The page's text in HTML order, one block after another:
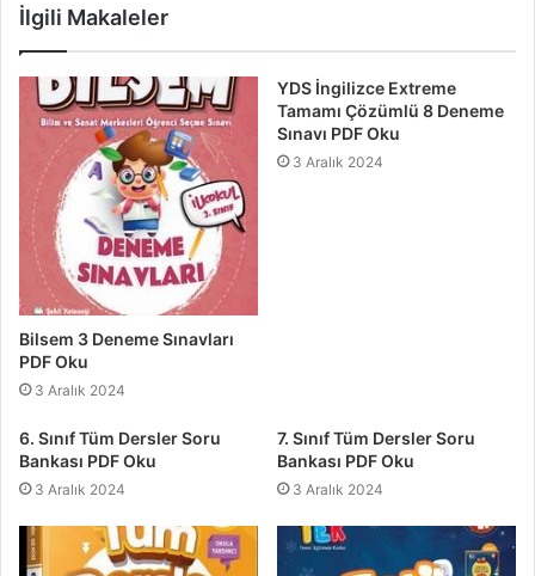
İlgili Makaleler
Bilsem 3 Deneme Sınavları
PDF Oku
3 Aralık 2024
YDS İngilizce Extreme
Tamamı Çözümlü 8 Deneme
Sınavı PDF Oku
3 Aralık 2024
6. Sınıf Tüm Dersler Soru
Bankası PDF Oku
3 Aralık 2024
7. Sınıf Tüm Dersler Soru
Bankası PDF Oku
3 Aralık 2024